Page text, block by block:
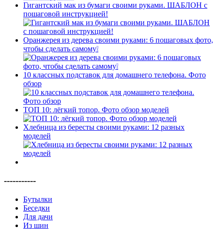
Гигантский мак из бумаги своими руками. ШАБЛОН с
пошаговой инструкцией!
Оранжерея из дерева своими руками: 6 пошаговых фото,
чтобы сделать самому❕
10 классных подставок для домашнего телефона. Фото
обзор
ТОП 10: лёгкий топор. Фото обзор моделей
Хлебница из бересты своими руками: 12 разных
моделей
-----------
Бутылки
Беседки
Для дачи
Из шин